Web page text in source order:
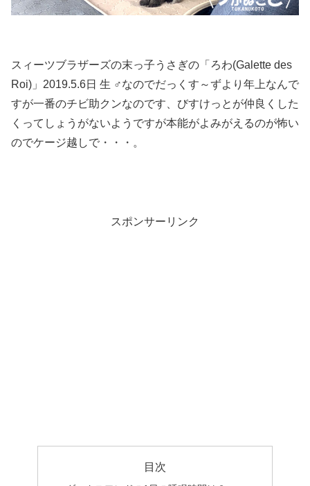
スィーツブラザーズの末っ子うさぎの「ろわ(Galette des
Roi)」2019.5.6日 生 ♂なのでだっくす～ずより年上なんで
すが一番のチビ助クンなのです、びすけっとが仲良くした
くってしょうがないようですが本能がよみがえるのが怖い
のでケージ越しで・・・。
スポンサーリンク
目次